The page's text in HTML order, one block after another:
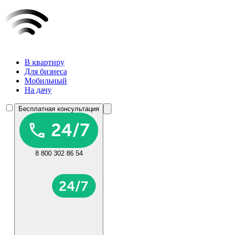
В квартиру
Для бизнеса
Мобильный
На дачу
Бесплатная консультация
8 800 302 86 54